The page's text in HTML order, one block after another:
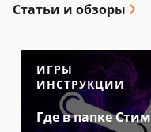
Статьи и обзоры
ИГРЫ
ИНСТРУКЦИИ
Где в папке Стим